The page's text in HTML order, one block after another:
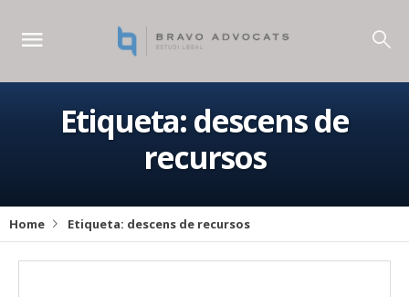
Etiqueta:descens de
recursos
Home Etiqueta: descens de recursos